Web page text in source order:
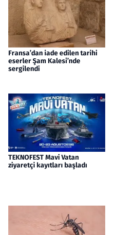
Fransa’dan iade edilen tarihi
eserler Şam Kalesi’nde
sergilendi
TEKNOFEST Mavi Vatan
ziyaretçi kayıtları başladı